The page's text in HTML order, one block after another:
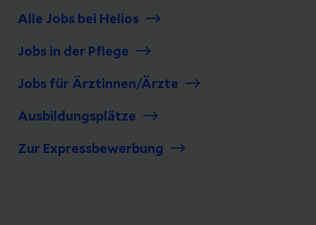
Alle Jobs bei Helios
Jobs in der Pflege
Jobs für Ärztinnen/Ärzte
Ausbildungsplätze
Zur Expressbewerbung